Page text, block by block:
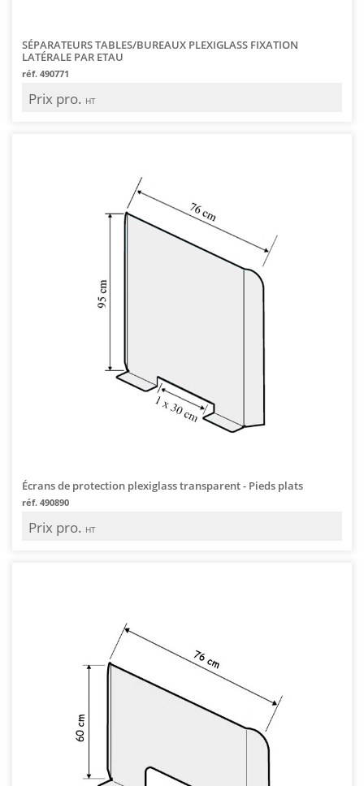
SÉPARATEURS TABLES/BUREAUX PLEXIGLASS FIXATION
LATÉRALE PAR ETAU
réf. 490771
Prix pro. HT
Écrans de protection plexiglass transparent - Pieds plats
réf. 490890
Prix pro. HT